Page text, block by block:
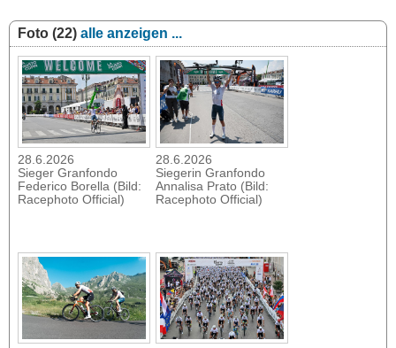
Foto (22) alle anzeigen ...
28.6.2026
Sieger Granfondo
Federico Borella (Bild:
Racephoto Official)
28.6.2026
Siegerin Granfondo
Annalisa Prato (Bild:
Racephoto Official)